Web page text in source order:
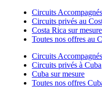
Circuits
Circuits privés au
Costa Rica sur mesure
Toutes nos offres au
Circuits
Circuits privés à Cuba
Cuba sur mesure
Toutes nos offres